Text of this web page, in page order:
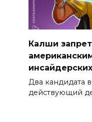
Калши
Два кандидата
действующий